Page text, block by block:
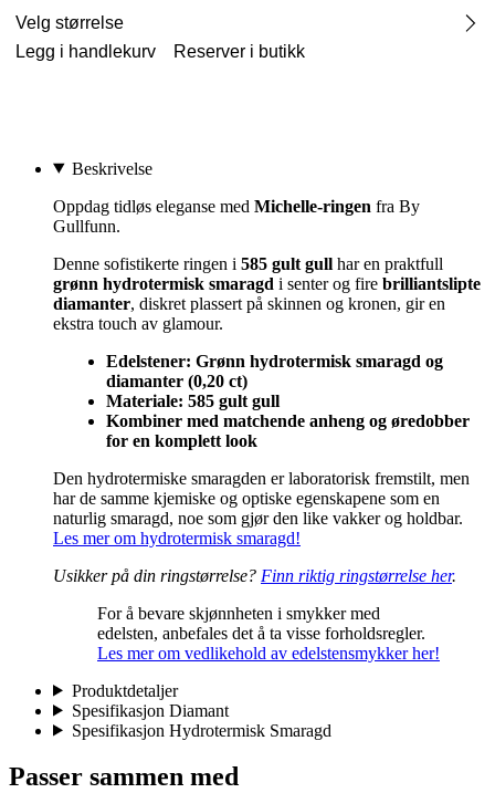
Velg størrelse
Legg i handlekurv
Reserver i butikk
Beskrivelse
Oppdag tidløs eleganse med Michelle-ringen fra By
Gullfunn.
Denne sofistikerte ringen i 585 gult gull har en praktfull
grønn hydrotermisk smaragd i senter og fire brilliantslipte
diamanter, diskret plassert på skinnen og kronen, gir en
ekstra touch av glamour.
Edelstener: Grønn hydrotermisk smaragd og
diamanter (0,20 ct)
Materiale: 585 gult gull
Kombiner med matchende anheng og øredobber
for en komplett look
Den hydrotermiske smaragden er laboratorisk fremstilt, men
har de samme kjemiske og optiske egenskapene som en
naturlig smaragd, noe som gjør den like vakker og holdbar.
Les mer om hydrotermisk smaragd!
Usikker på din ringstørrelse? Finn riktig ringstørrelse her.
For å bevare skjønnheten i smykker med
edelsten, anbefales det å ta visse forholdsregler.
Les mer om vedlikehold av edelstensmykker her!
Produktdetaljer
Spesifikasjon Diamant
Spesifikasjon Hydrotermisk Smaragd
Passer sammen med